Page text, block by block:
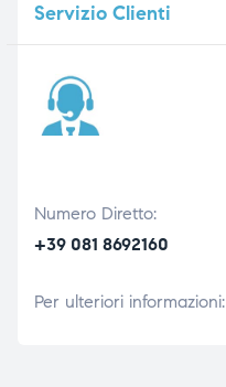
ServizioClienti
Numero Diretto:
+39 081 8692160
Per ulteriori informazioni: